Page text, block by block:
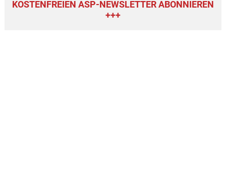
KOSTENFREIEN ASP-NEWSLETTER ABONNIEREN
+++